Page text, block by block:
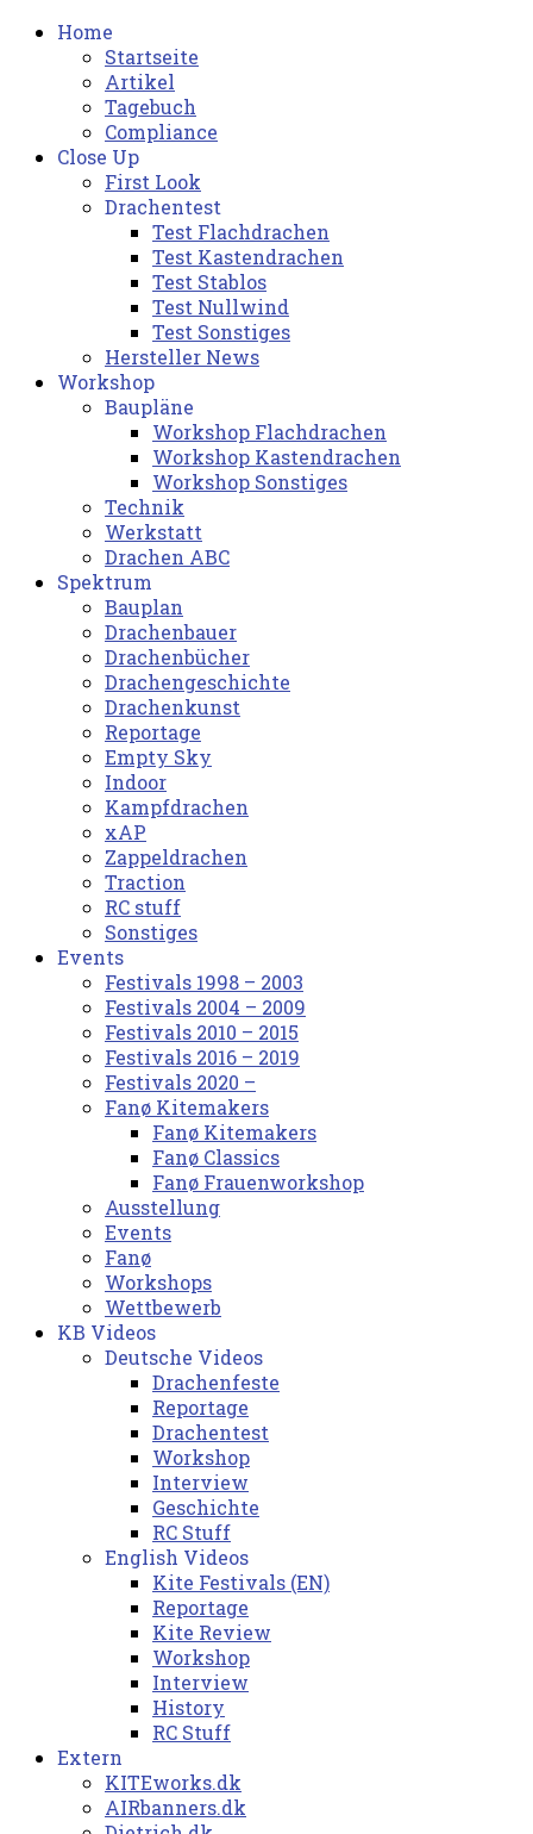
Home
Startseite
Artikel
Tagebuch
Compliance
Close Up
First Look
Drachentest
Test Flachdrachen
Test Kastendrachen
Test Stablos
Test Nullwind
Test Sonstiges
Hersteller News
Workshop
Baupläne
Workshop Flachdrachen
Workshop Kastendrachen
Workshop Sonstiges
Technik
Werkstatt
Drachen ABC
Spektrum
Bauplan
Drachenbauer
Drachenbücher
Drachengeschichte
Drachenkunst
Reportage
Empty Sky
Indoor
Kampfdrachen
xAP
Zappeldrachen
Traction
RC stuff
Sonstiges
Events
Festivals 1998 – 2003
Festivals 2004 – 2009
Festivals 2010 – 2015
Festivals 2016 – 2019
Festivals 2020 –
Fanø Kitemakers
Fanø Kitemakers
Fanø Classics
Fanø Frauenworkshop
Ausstellung
Events
Fanø
Workshops
Wettbewerb
KB Videos
Deutsche Videos
Drachenfeste
Reportage
Drachentest
Workshop
Interview
Geschichte
RC Stuff
English Videos
Kite Festivals (EN)
Reportage
Kite Review
Workshop
Interview
History
RC Stuff
Extern
KITEworks.dk
AIRbanners.dk